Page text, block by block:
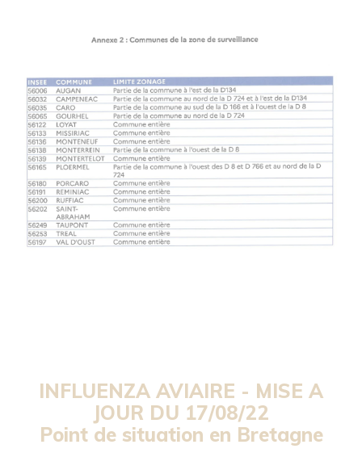
INFLUENZA AVIAIRE - MISE A
JOUR DU 17/08/22
Point de situation en Bretagne